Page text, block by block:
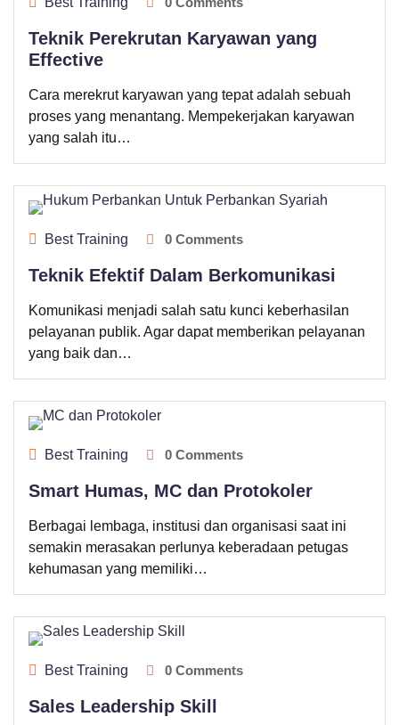
Teknik Perekrutan Karyawan yang
Effective
Cara merekrut karyawan yang tepat adalah sebuah
proses yang menantang. Mempekerjakan karyawan
yang salah itu…
Best Training 0 Comments
Teknik Efektif Dalam Berkomunikasi
Komunikasi menjadi salah satu kunci keberhasilan
pelayanan publik. Agar dapat memberikan pelayanan
yang baik dan…
Best Training 0 Comments
Smart Humas, MC dan Protokoler
Berbagai lembaga, institusi dan organisasi saat ini
semakin merasakan perlunya keberadaan petugas
kehumasan yang memiliki…
Best Training 0 Comments
Sales Leadership Skill